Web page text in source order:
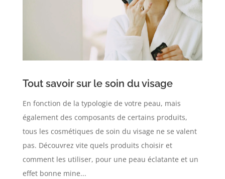
Tout savoir sur le soin du visage
En fonction de la typologie de votre peau, mais
également des composants de certains produits,
tous les cosmétiques de soin du visage ne se valent
pas. Découvrez vite quels produits choisir et
comment les utiliser, pour une peau éclatante et un
effet bonne mine...